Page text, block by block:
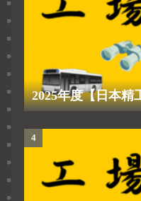
2025年度【日本精